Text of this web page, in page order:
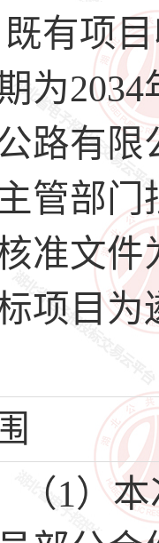
有项
为
路有
管部
准文件
项目
（1）